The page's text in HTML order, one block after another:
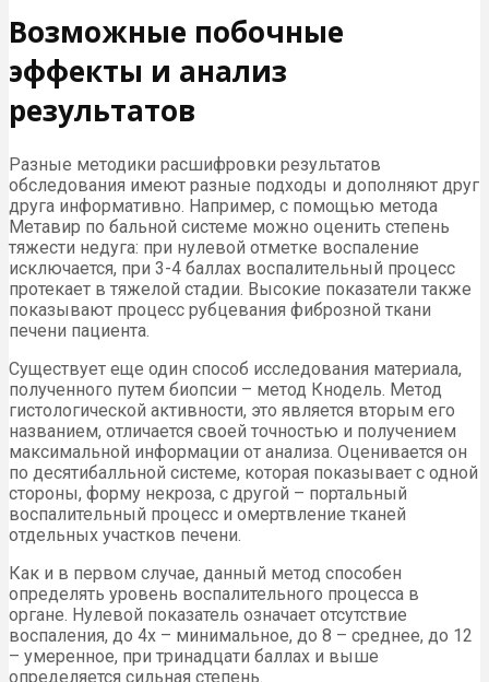
Возможные побочные
эффекты и анализ
результатов
Разные методики расшифровки результатов
обследования имеют разные подходы и дополняют друг
друга информативно. Например, с помощью метода
Метавир по бальной системе можно оценить степень
тяжести недуга: при нулевой отметке воспаление
исключается, при 3-4 баллах воспалительный процесс
протекает в тяжелой стадии. Высокие показатели также
показывают процесс рубцевания фиброзной ткани
печени пациента.
Существует еще один способ исследования материала,
полученного путем биопсии – метод Кнодель. Метод
гистологической активности, это является вторым его
названием, отличается своей точностью и получением
максимальной информации от анализа. Оценивается он
по десятибалльной системе, которая показывает с одной
стороны, форму некроза, с другой – портальный
воспалительный процесс и омертвление тканей
отдельных участков печени.
Как и в первом случае, данный метод способен
определять уровень воспалительного процесса в
органе. Нулевой показатель означает отсутствие
воспаления, до 4х – минимальное, до 8 – среднее, до 12
– умеренное, при тринадцати баллах и выше
определяется сильная степень.